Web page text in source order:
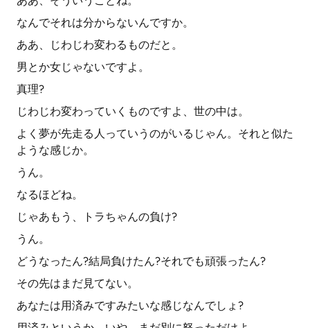
なんでそれは分からないんですか。
ああ、じわじわ変わるものだと。
男とか女じゃないですよ。
真理?
じわじわ変わっていくものですよ、世の中は。
よく夢が先走る人っていうのがいるじゃん。それと似た
ような感じか。
うん。
なるほどね。
じゃあもう、トラちゃんの負け?
うん。
どうなったん?結局負けたん?それでも頑張ったん?
その先はまだ見てない。
あなたは用済みですみたいな感じなんでしょ?